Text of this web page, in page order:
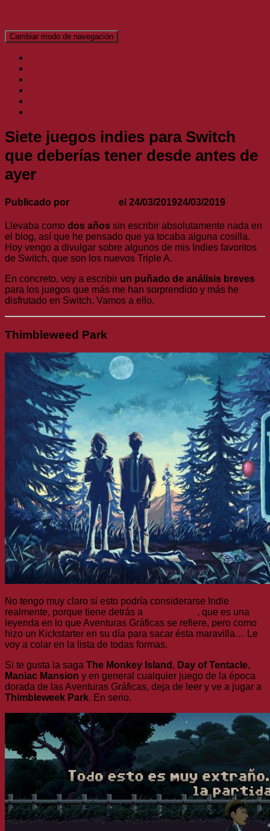
Cambiar modo de navegación
Siete juegos indies para Switch
que deberías tener desde antes de
ayer
Publicado por el 24/03/201924/03/2019
Llevaba como dos años sin escribir absolutamente nada en
el blog, así que he pensado que ya tocaba alguna cosilla.
Hoy vengo a divulgar sobre algunos de mis Indies favoritos
de Switch, que son los nuevos Triple A.
En concreto, voy a escribir un puñado de análisis breves
para los juegos que más me han sorprendido y más he
disfrutado en Switch. Vamos a ello.
Thimbleweed Park
No tengo muy claro si esto podría considerarse Indie
realmente, porque tiene detrás a
, que es una
leyenda en lo que Aventuras Gráficas se refiere, pero como
hizo un Kickstarter en su día para sacar ésta maravilla… Le
voy a colar en la lista de todas formas.
Si te gusta la saga The Monkey Island , Day of Tentacle,
Maniac Mansion y en general cualquier juego de la época
dorada de las Aventuras Gráficas, deja de leer y ve a jugar a
Thimbleweek Park. En serio.